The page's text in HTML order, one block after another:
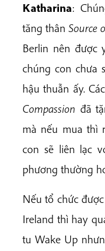
Katharina:
tăng thânSource
Berlin nên được
chúng con chưa
hậu thuẫn ấy.
Compassion đã
mà nếu mua thì
con sẽ liên lạc
phương thường
Nếu tổ chức
Ireland thì hay
tu Wake Up